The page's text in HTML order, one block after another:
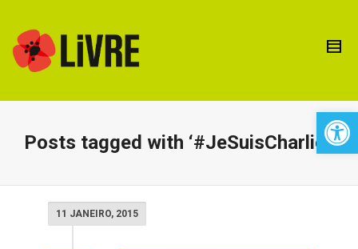
Posts tagged with ‘#JeSuisCharlie’
11 JANEIRO, 2015